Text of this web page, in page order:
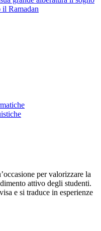
Ramadan
per valorizzare la
attivo degli studenti.
e si traduce in esperienze